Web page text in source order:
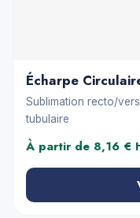
Écharpe
Sublimation recto/
tubulaire
À partir de 8,16 €